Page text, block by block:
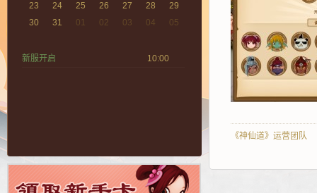
23
24 25 26 27 28
29
30
31 01 02 03 04 05
新服开启 10:00
《神仙道》运营团队